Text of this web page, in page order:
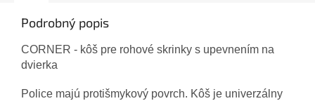
Podrobný popis
CORNER - kôš pre rohové skrinky s upevnením na
dvierka
Police majú protišmykový povrch. Kôš je univerzálny